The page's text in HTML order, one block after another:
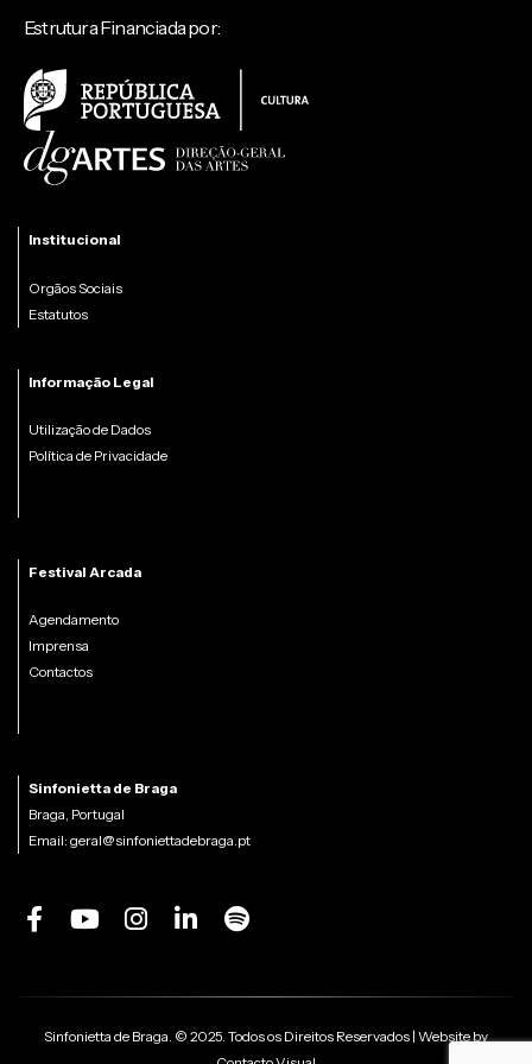
Estrutura Financiada por:
Institucional
Orgãos Sociais
Estatutos
Informação Legal
Utilização de Dados
Política de Privacidade
Festival Arcada
Agendamento
Imprensa
Contactos
Sinfonietta de Braga
Braga, Portugal
Email: geral@sinfoniettadebraga.pt
Sinfonietta de Braga. © 2025. Todos os Direitos Reservados | Website by